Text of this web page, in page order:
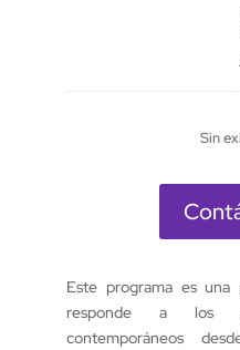
Sin
Este programa es una
responde a los
contemporáneos